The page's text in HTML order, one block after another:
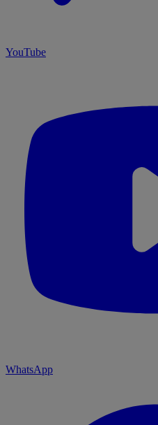
YouTube
WhatsApp